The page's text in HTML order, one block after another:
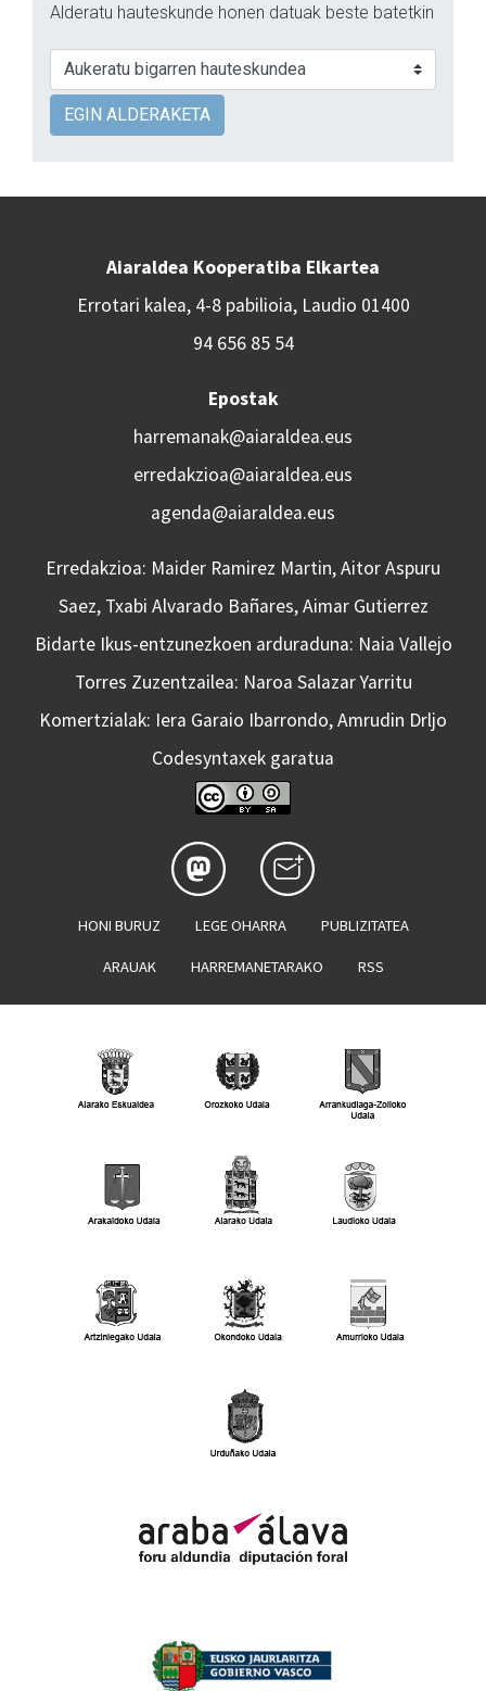
Alderatu hauteskunde honen datuak beste batetkin
EGIN ALDERAKETA
Aiaraldea Kooperatiba Elkartea
Errotari kalea, 4-8 pabilioia, Laudio 01400
94 656 85 54
Epostak
harremanak@aiaraldea.eus
erredakzioa@aiaraldea.eus
agenda@aiaraldea.eus
Erredakzioa: Maider Ramirez Martin, Aitor Aspuru
Saez, Txabi Alvarado Bañares, Aimar Gutierrez
Bidarte Ikus-entzunezkoen arduraduna: Naia Vallejo
Torres Zuzentzailea: Naroa Salazar Yarritu
Komertzialak: Iera Garaio Ibarrondo, Amrudin Drljo
Codesyntaxek garatua
HONI BURUZ LEGE OHARRA PUBLIZITATEA
ARAUAK HARREMANETARAKO RSS